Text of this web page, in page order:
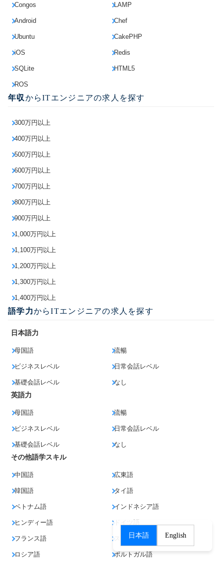
日本語 English
Congos LAMP
Android Chef
Ubuntu CakePHP
iOS Redis
SQLite HTML5
ROS
年収からITエンジニアの求人を探す
300万円以上
400万円以上
500万円以上
600万円以上
700万円以上
800万円以上
900万円以上
1,000万円以上
1,100万円以上
1,200万円以上
1,300万円以上
1,400万円以上
語学力からITエンジニアの求人を探す
日本語力
母国語 流暢
ビジネスレベル 日常会話レベル
基礎会話レベル なし
英語力
母国語 流暢
ビジネスレベル 日常会話レベル
基礎会話レベル なし
その他語学スキル
中国語 広東語
韓国語 タイ語
ベトナム語 インドネシア語
ヒンディー語 ドイツ語
フランス語 スペイン語
ロシア語 ポルトガル語